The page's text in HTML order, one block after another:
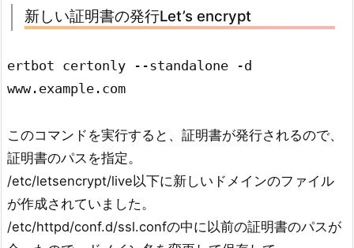
新しい証明書の発行Let’s encrypt
ertbot certonly --standalone -d
www.example.com
このコマンドを実行すると、証明書が発行されるので、
証明書のパスを指定。
/etc/letsencrypt/live以下に新しいドメインのファイル
が作成されていました。
/etc/httpd/conf.d/ssl.confの中に以前の証明書のパスが